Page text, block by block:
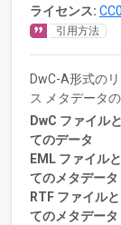
ライセンス:
引用方法
DwC-A形式の
ス メタデータ
DwC ファイル
てのデータ
EML ファイル
てのメタデータ
RTF ファイル
てのメタデータ